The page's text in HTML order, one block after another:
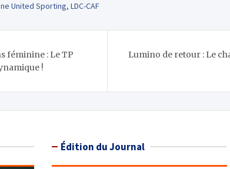
United Sporting, LDC-CAF
féminine : Le TP
!
Lumino de retour : Le
Édition du Journal